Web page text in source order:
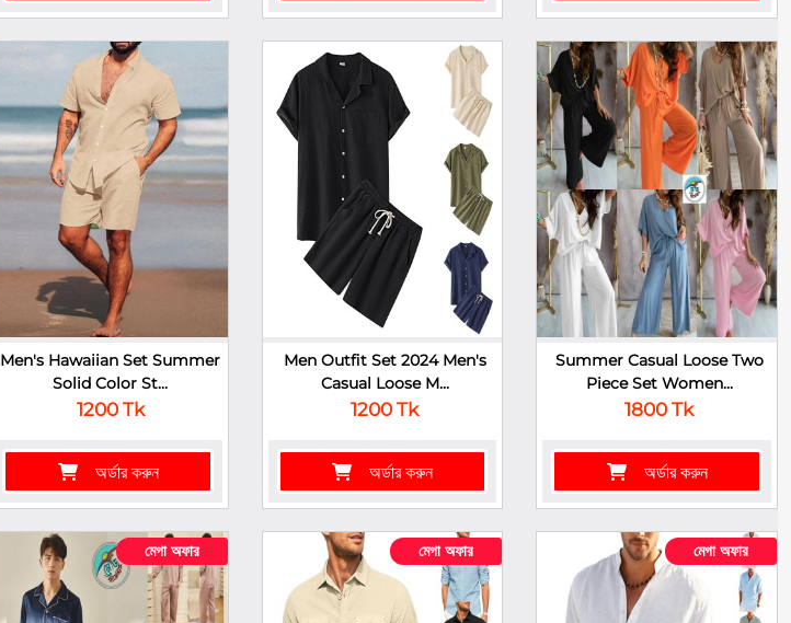
Men's Hawaiian Set Summer
Solid Color St...
1200 Tk
অর্ডার করুন
Men Outfit Set 2024 Men's
Casual Loose M...
1200 Tk
অর্ডার করুন
Summer Casual Loose Two
Piece Set Women...
1800 Tk
অর্ডার করুন
মেগা অফার মেগা অফার মেগা অফার